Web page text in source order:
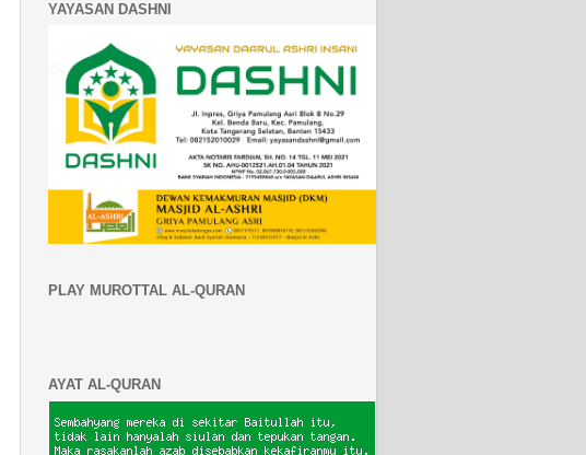
YAYASAN DASHNI
PLAY MUROTTAL AL-QURAN
AYAT AL-QURAN